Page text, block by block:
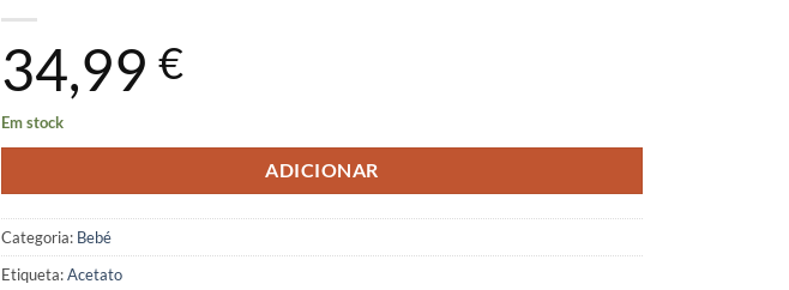
34,99 €
Em stock
ADICIONAR
Categoria: Bebé
Etiqueta:Acetato